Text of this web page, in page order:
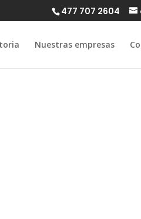
477 707 2604
Nuestras empresas